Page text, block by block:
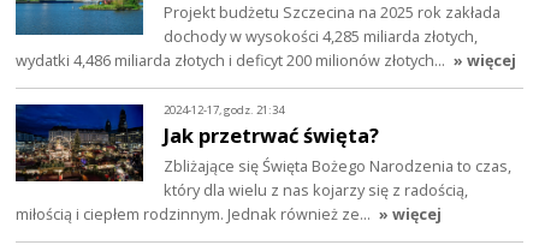
Projekt budżetu Szczecina na 2025 rok zakłada
dochody w wysokości 4,285 miliarda złotych,
wydatki 4,486 miliarda złotych i deficyt 200 milionów złotych… » więcej
2024-12-17, godz. 21:34
Jak przetrwać święta?
Zbliżające się Święta Bożego Narodzenia to czas,
który dla wielu z nas kojarzy się z radością,
miłością i ciepłem rodzinnym. Jednak również ze… » więcej